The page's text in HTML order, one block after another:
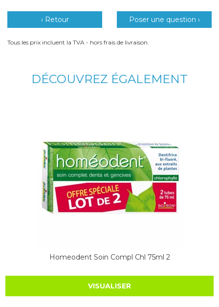
‹ Retour Poser une question ›
Tous les prix incluent la TVA - hors frais de livraison.
DÉCOUVREZ ÉGALEMENT
Homeodent Soin Compl Chl 75ml 2
VISUALISER